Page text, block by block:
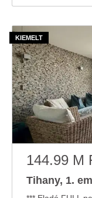
144.99 M
Tihany, 1.